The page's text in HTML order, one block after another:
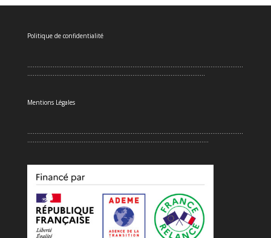
Politique de confidentialité
.......................................................................................................................
..................................................................................................
Mentions Légales
.......................................................................................................................
....................................................................................................